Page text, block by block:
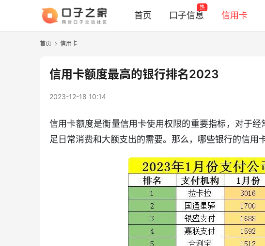
首页 口子信息
热
信用卡
首页 信用卡
信用卡额度最高的银行排名2023
2023-12-18 10:14
信用卡额度是衡量信用卡使用权限的重要指标，对于
足日常消费和大额支出的需要。那么，哪些银行的信用